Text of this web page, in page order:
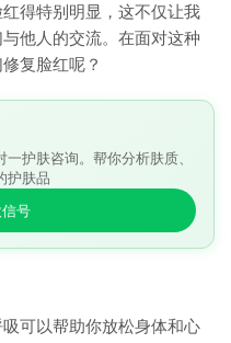
得特别明显，这不仅让我
他人的交流。在面对这种
复脸红呢？
护肤咨询。帮你分析肤质、
护肤品
号
可以帮助你放松身体和心